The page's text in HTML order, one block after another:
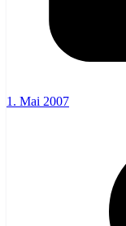
1. Mai 2007